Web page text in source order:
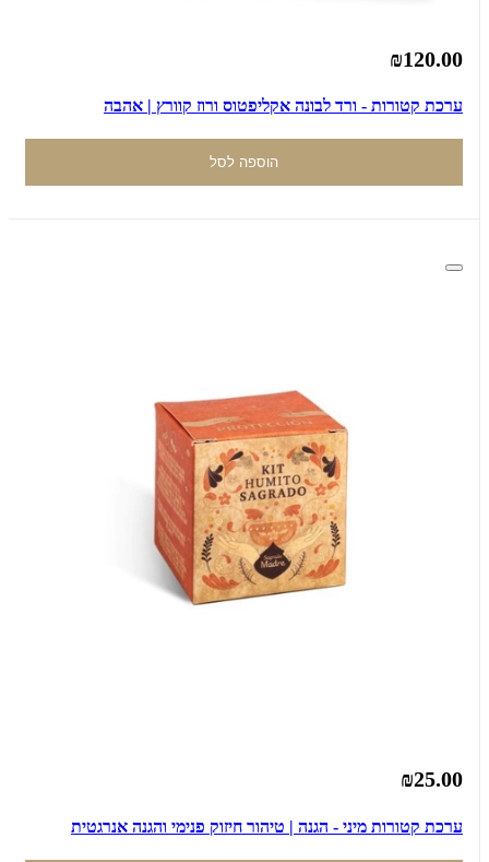
₪120.00
ערכת קטורות - ורד לבונה אקליפטוס ורוז קוורץ | אהבה
הוספה לסל
₪25.00
ערכת קטורות מיני - הגנה | טיהור חיזוק פנימי והגנה אנרגטית